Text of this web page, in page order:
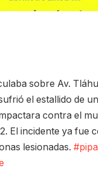
sobre Av.
el estallido de
contra el
El incidente ya fue
lesionadas. #pipa